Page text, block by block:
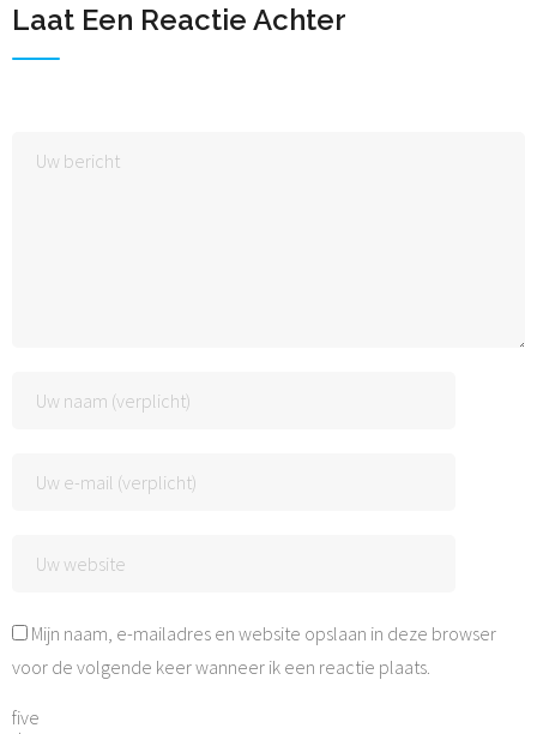
Laat Een Reactie Achter
Mijn naam, e-mailadres en website opslaan in deze browser
voor de volgende keer wanneer ik een reactie plaats.
five